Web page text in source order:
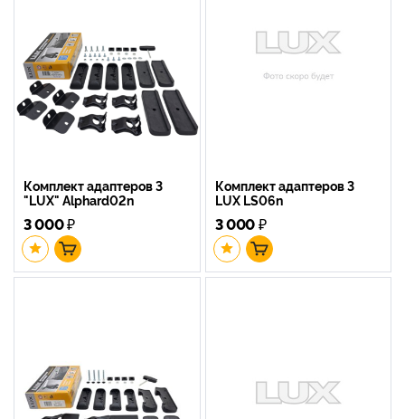
Комплект адаптеров 3
"LUX" Alphard02n
3 000₽
Комплект адаптеров 3
LUX LS06n
3 000₽